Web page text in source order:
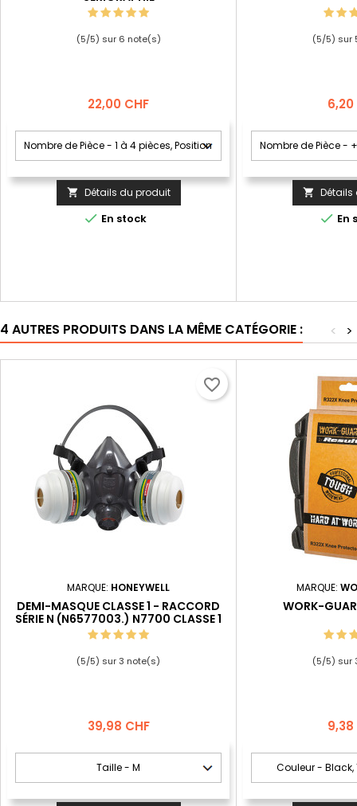
(5/5) sur 6 note(s)
Prix
22,00 CHF
 Détails du produit
 En stock
(5/5) sur
Prix
6,20
 Détails
 En
4 AUTRES PRODUITS DANS LA MÊME CATÉGORIE : >
<
MARQUE: HONEYWELL
DEMI-MASQUE CLASSE 1 - RACCORD
SÉRIE N (N6577003.) N7700 CLASSE 1
(5/5) sur3 note(s)
Prix
39,98 CHF
favorite_border
MARQUE:
WORK-
(5/5) sur
Prix
9,38